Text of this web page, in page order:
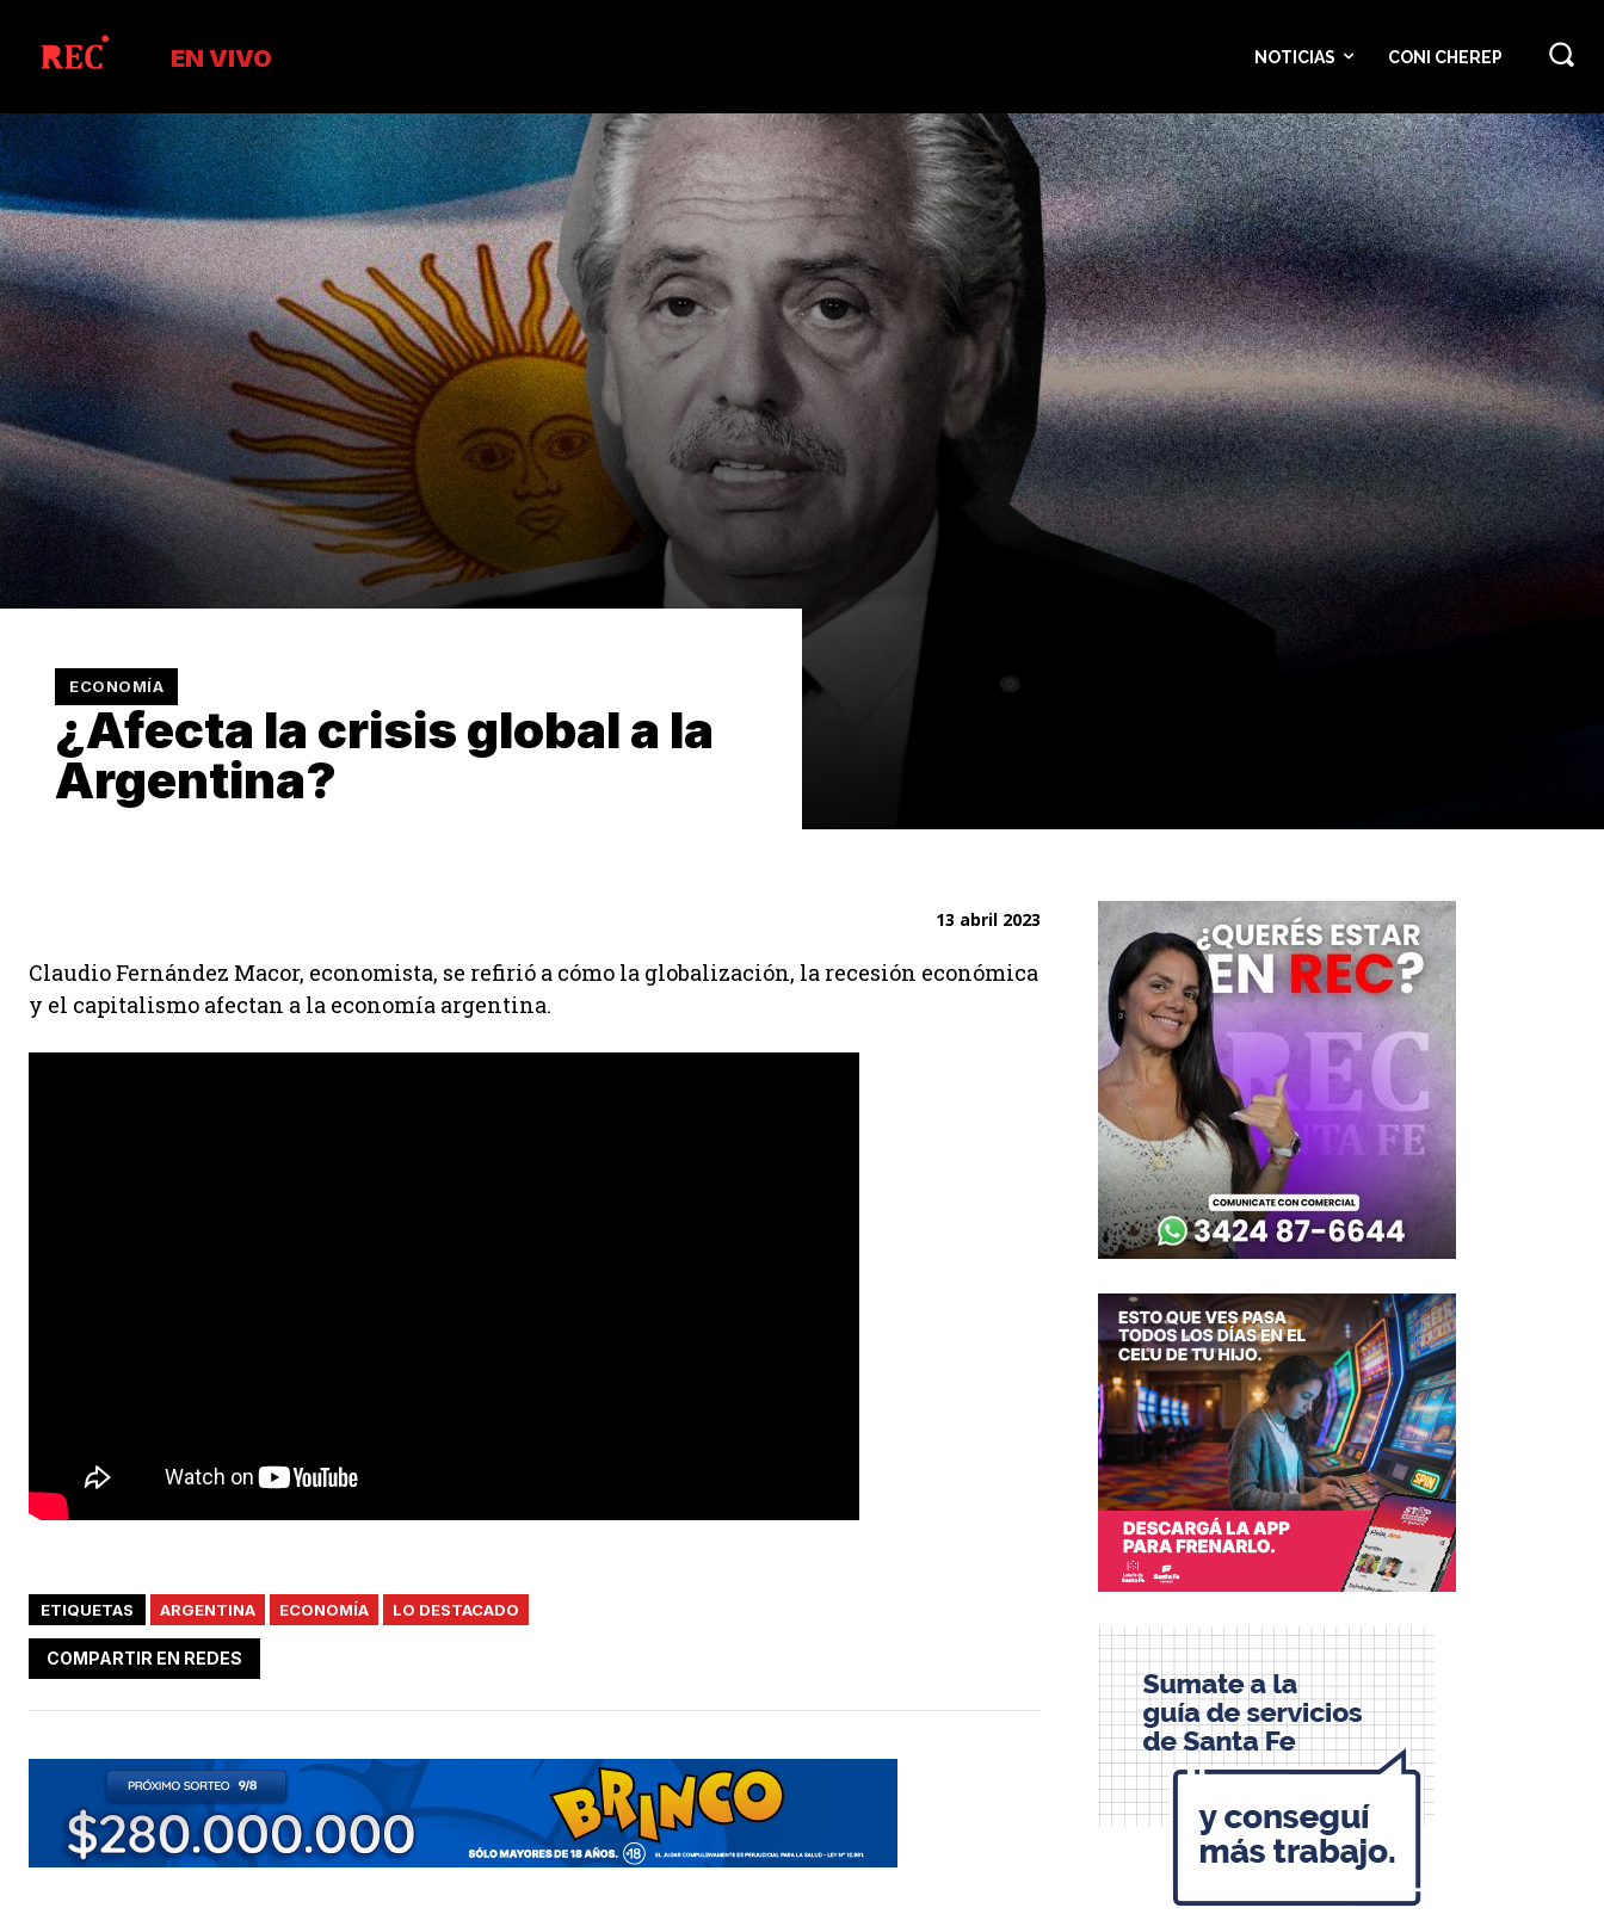
EN VIVO NOTICIAS CONI CHEREP
ECONOMÍA
¿Afecta la crisis global a la
Argentina?
13 abril 2023
Claudio Fernández Macor, economista, se refirió a cómo la globalización, la recesión económica
y el capitalismo afectan a la economía argentina.
ETIQUETAS ARGENTINA ECONOMÍA LO DESTACADO
COMPARTIR EN REDES